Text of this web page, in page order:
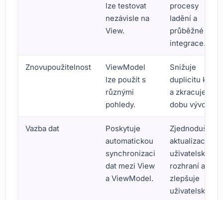
lze testovat
nezávisle na
View.
procesy
ladění a
průběžné
integrace.
Znovupoužitelnost
ViewModel
lze použít s
různými
pohledy.
Snižuje
duplicitu kódu
a zkracuje
dobu vývoje.
Vazba dat
Poskytuje
automatickou
synchronizaci
dat mezi View
a ViewModel.
Zjednodušuje
aktualizace
uživatelského
rozhraní a
zlepšuje
uživatelský